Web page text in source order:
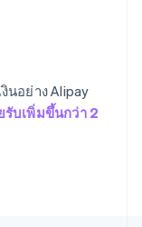
นอย่าง Alipay
รับเพิ่มขึ้นกว่า 2